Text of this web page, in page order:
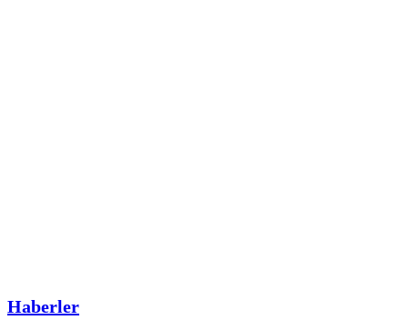
Haberler